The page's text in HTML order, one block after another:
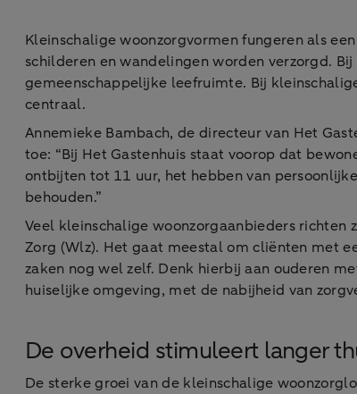
Kleinschalige woonzorgvormen fungeren als
schilderen en wandelingen worden verzorgd.
gemeenschappelijke leefruimte. Bij
centraal.
Annemieke Bambach, de directeur van Het
toe: “Bij Het Gastenhuis staat voorop dat
ontbijten tot 11 uur, het hebben van
behouden.”
Veel kleinschalige woonzorgaanbieders
Zorg (Wlz). Het gaat meestal om cliënten met
zaken nog wel zelf. Denk hierbij aan ouderen
huiselijke omgeving, met de nabijheid van
De overheid stimuleert langer
De sterke groei van de kleinschalige